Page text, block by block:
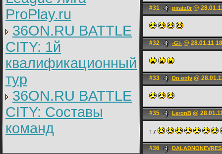
ProPlay.ru
36ON.RU BATTLE
CITY: 1й
квалификационный
тур
36ON.RU BATTLE
CITY: Составы
команд
#31 piratz0r @
#32 -Gl- @ 28.01.11
#33 Dn only @
#35 LerоnB @
17
#36